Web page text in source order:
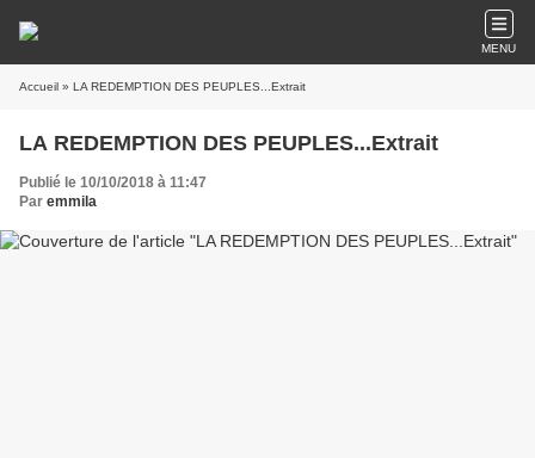
MENU
Accueil » LA REDEMPTION DES PEUPLES...Extrait
LA REDEMPTION DES PEUPLES...Extrait
Publié le 10/10/2018 à 11:47
Par emmila